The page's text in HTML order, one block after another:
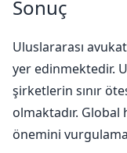
Sonuç
Uluslararası
yer edinmektedir.
şirketlerin sınır
olmaktadır.
önemini